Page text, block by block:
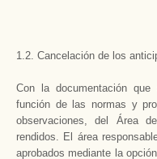
1.2. Cancelación de los
Con la documentación
función de las normas y
observaciones, del Área
rendidos. El área
aprobados mediante la